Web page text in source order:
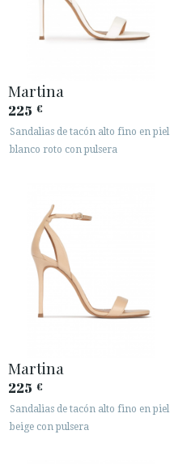
Martina
225 €
Sandalias de tacón alto fino en piel
blanco roto con pulsera
Martina
225 €
Sandalias de tacón alto fino en piel
beige con pulsera